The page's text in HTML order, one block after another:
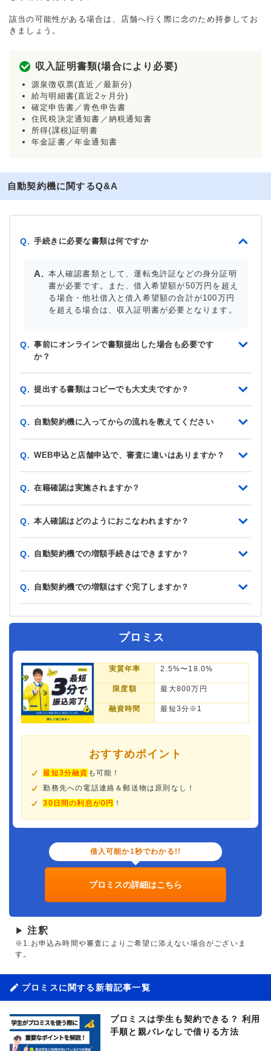
該当の可能性がある場合は、店舗へ行く際に念のため持参してお
きましょう。
収入証明書類(場合により必要)
源泉徴収票(直近／最新分)
給与明細書(直近2ヶ月分)
確定申告書／青色申告書
住民税決定通知書／納税通知書
所得(課税)証明書
年金証書／年金通知書
自動契約機に関するQ&A
Q. 手続きに必要な書類は何ですか
本人確認書類として、運転免許証などの身分証明
書が必要です。また、借入希望額が50万円を超え
る場合・他社借入と借入希望額の合計が100万円
を超える場合は、収入証明書が必要となります。
Q. 事前にオンラインで書類提出した場合も必要です
か？
Q. 提出する書類はコピーでも大丈夫ですか？
Q. 自動契約機に入ってからの流れを教えてください
Q. WEB申込と店舗申込で、審査に違いはありますか？
Q. 在籍確認は実施されますか？
Q. 本人確認はどのようにおこなわれますか？
Q. 自動契約機での増額手続きはできますか？
Q. 自動契約機での増額はすぐ完了しますか？
プロミス
実質年率 2.5%〜18.0%
限度額 最大800万円
融資時間 最短3分※1
おすすめポイント
最短3分融資 も可能！
勤務先への電話連絡＆郵送物は原則なし！
30日間の利息が0円 ！
借入可能か1秒でわかる!!
プロミスの詳細はこちら
▶ 注釈
※1.お申込み時間や審査によりご希望に添えない場合がございま
す。
プロミスに関する新着記事一覧
プロミスは学生も契約できる？ 利用
手順と親バレなしで借りる方法